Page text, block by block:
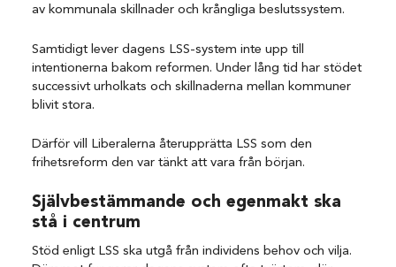
av kommunala skillnader och krångliga beslutssystem.
Samtidigt lever dagens LSS-system inte upp till
intentionerna bakom reformen. Under lång tid har stödet
successivt urholkats och skillnaderna mellan kommuner
blivit stora.
Därför vill Liberalerna återupprätta LSS som den
frihetsreform den var tänkt att vara från början.
Självbestämmande och egenmakt ska
stå i centrum
Stöd enligt LSS ska utgå från individens behov och vilja.